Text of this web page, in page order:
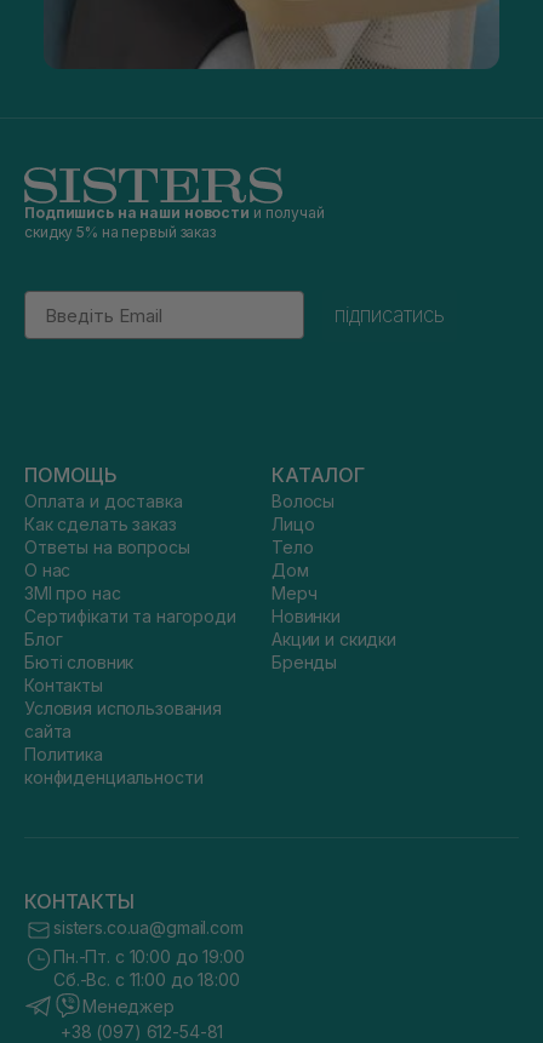
Подпишись на наши новости и получай
скидку 5% на первый заказ
Email
підписатись
ПОМОЩЬ
Оплата и доставка
Как сделать заказ
Ответы на вопросы
О нас
ЗМІ про нас
Сертифікати та нагороди
Блог
Бюті словник
Контакты
Условия использования
сайта
Политика
конфиденциальности
КАТАЛОГ
Волосы
Лицо
Тело
Дом
Мерч
Новинки
Акции и скидки
Бренды
КОНТАКТЫ
sisters.co.ua@gmail.com
Пн.-Пт. с 10:00 до 19:00
Сб.-Вс. с 11:00 до 18:00
Менеджер
+38 (097) 612-54-81